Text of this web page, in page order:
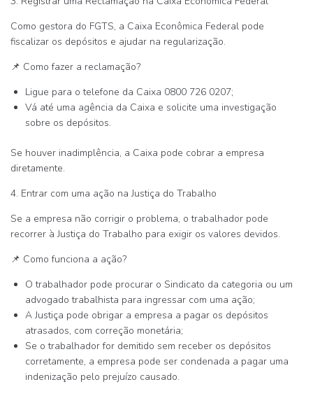
Como gestora do FGTS, a Caixa Econômica Federal pode
fiscalizar os depósitos e ajudar na regularização.
📌 Como fazer a reclamação?
Ligue para o telefone da Caixa 0800 726 0207;
Vá até uma agência da Caixa e solicite uma investigação
sobre os depósitos.
Se houver inadimplência, a Caixa pode cobrar a empresa
diretamente.
4. Entrar com uma ação na Justiça do Trabalho
Se a empresa não corrigir o problema, o trabalhador pode
recorrer à Justiça do Trabalho para exigir os valores devidos.
📌 Como funciona a ação?
O trabalhador pode procurar o Sindicato da categoria ou um
advogado trabalhista para ingressar com uma ação;
A Justiça pode obrigar a empresa a pagar os depósitos
atrasados, com correção monetária;
Se o trabalhador for demitido sem receber os depósitos
corretamente, a empresa pode ser condenada a pagar uma
indenização pelo prejuízo causado.